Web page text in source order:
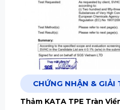
CHỨNG NHẬN & GIẢI
Thảm KATA TPE Tràn